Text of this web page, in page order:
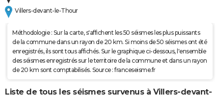
Villers-devant-le-Thour
Méthodologie : Sur la carte, s'affichent les 50 séismes les plus puissants
de la commune dans un rayon de 20 km. Si moins de 50 séismes ont été
enregistrés, ils sont tous affichés. Sur le graphique ci-dessous, l'ensemble
des séismes enregistrés sur le territoire de la commune et dans un rayon
de 20 km sont comptabilisés. Source : franceseisme.fr
Liste de tous les séismes survenus à Villers-devant-